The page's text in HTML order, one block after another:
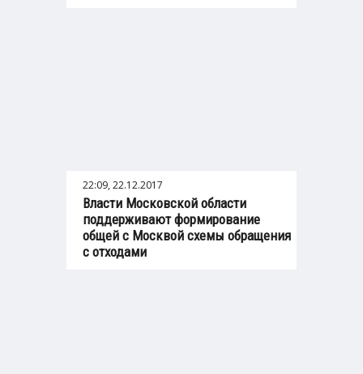
22:09, 22.12.2017
Власти Московской области
поддерживают формирование
общей с Москвой схемы обращения
с отходами